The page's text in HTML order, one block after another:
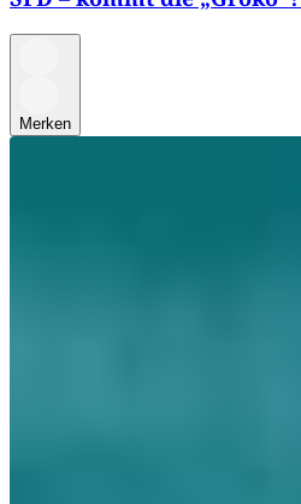
Merken